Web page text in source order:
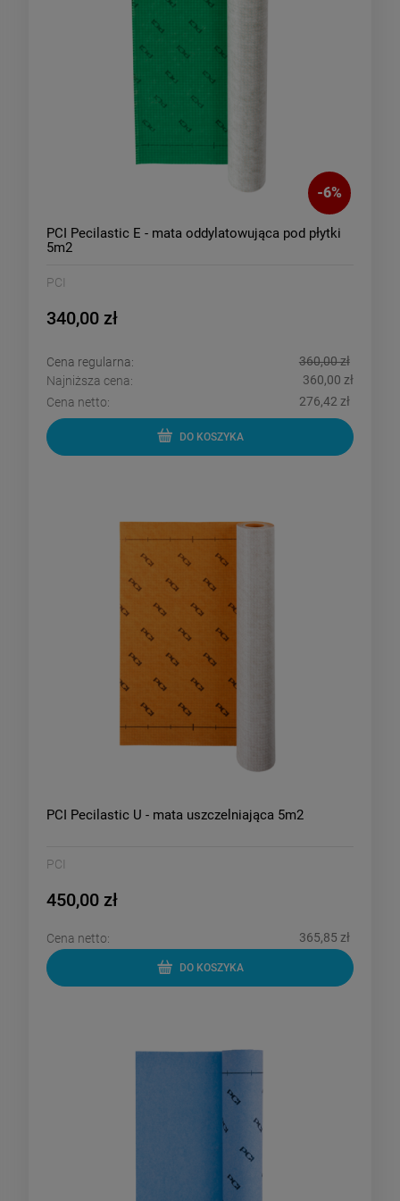
-6%
PCI Pecilastic E - mata oddylatowująca pod płytki
5m2
PCI
340,00 zł
Cena regularna:
360,00 zł
Najniższa cena:
360,00 zł
Cena netto:
276,42 zł
DO KOSZYKA
PCI Pecilastic U - mata uszczelniająca 5m2
PCI
450,00 zł
Cena netto: 365,85 zł
DO KOSZYKA